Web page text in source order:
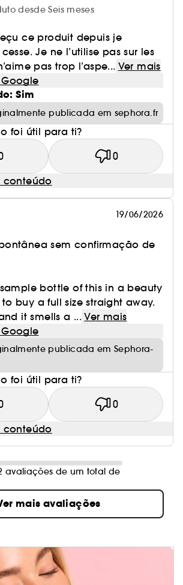
desde Seis meses
ce produit depuis je
Je ne l’utilise pas sur les
pas trop l’aspe... Ver mais
Sim
publicada em sephora.fr
foi útil para ti?
0
conteúdo
19/06/2026
sem confirmação de
bottle of this in a beauty
buy a full size straight away.
it smells a ... Ver mais
publicada em Sephora-
foi útil para ti?
0
conteúdo
avaliações de um total de
mais avaliações